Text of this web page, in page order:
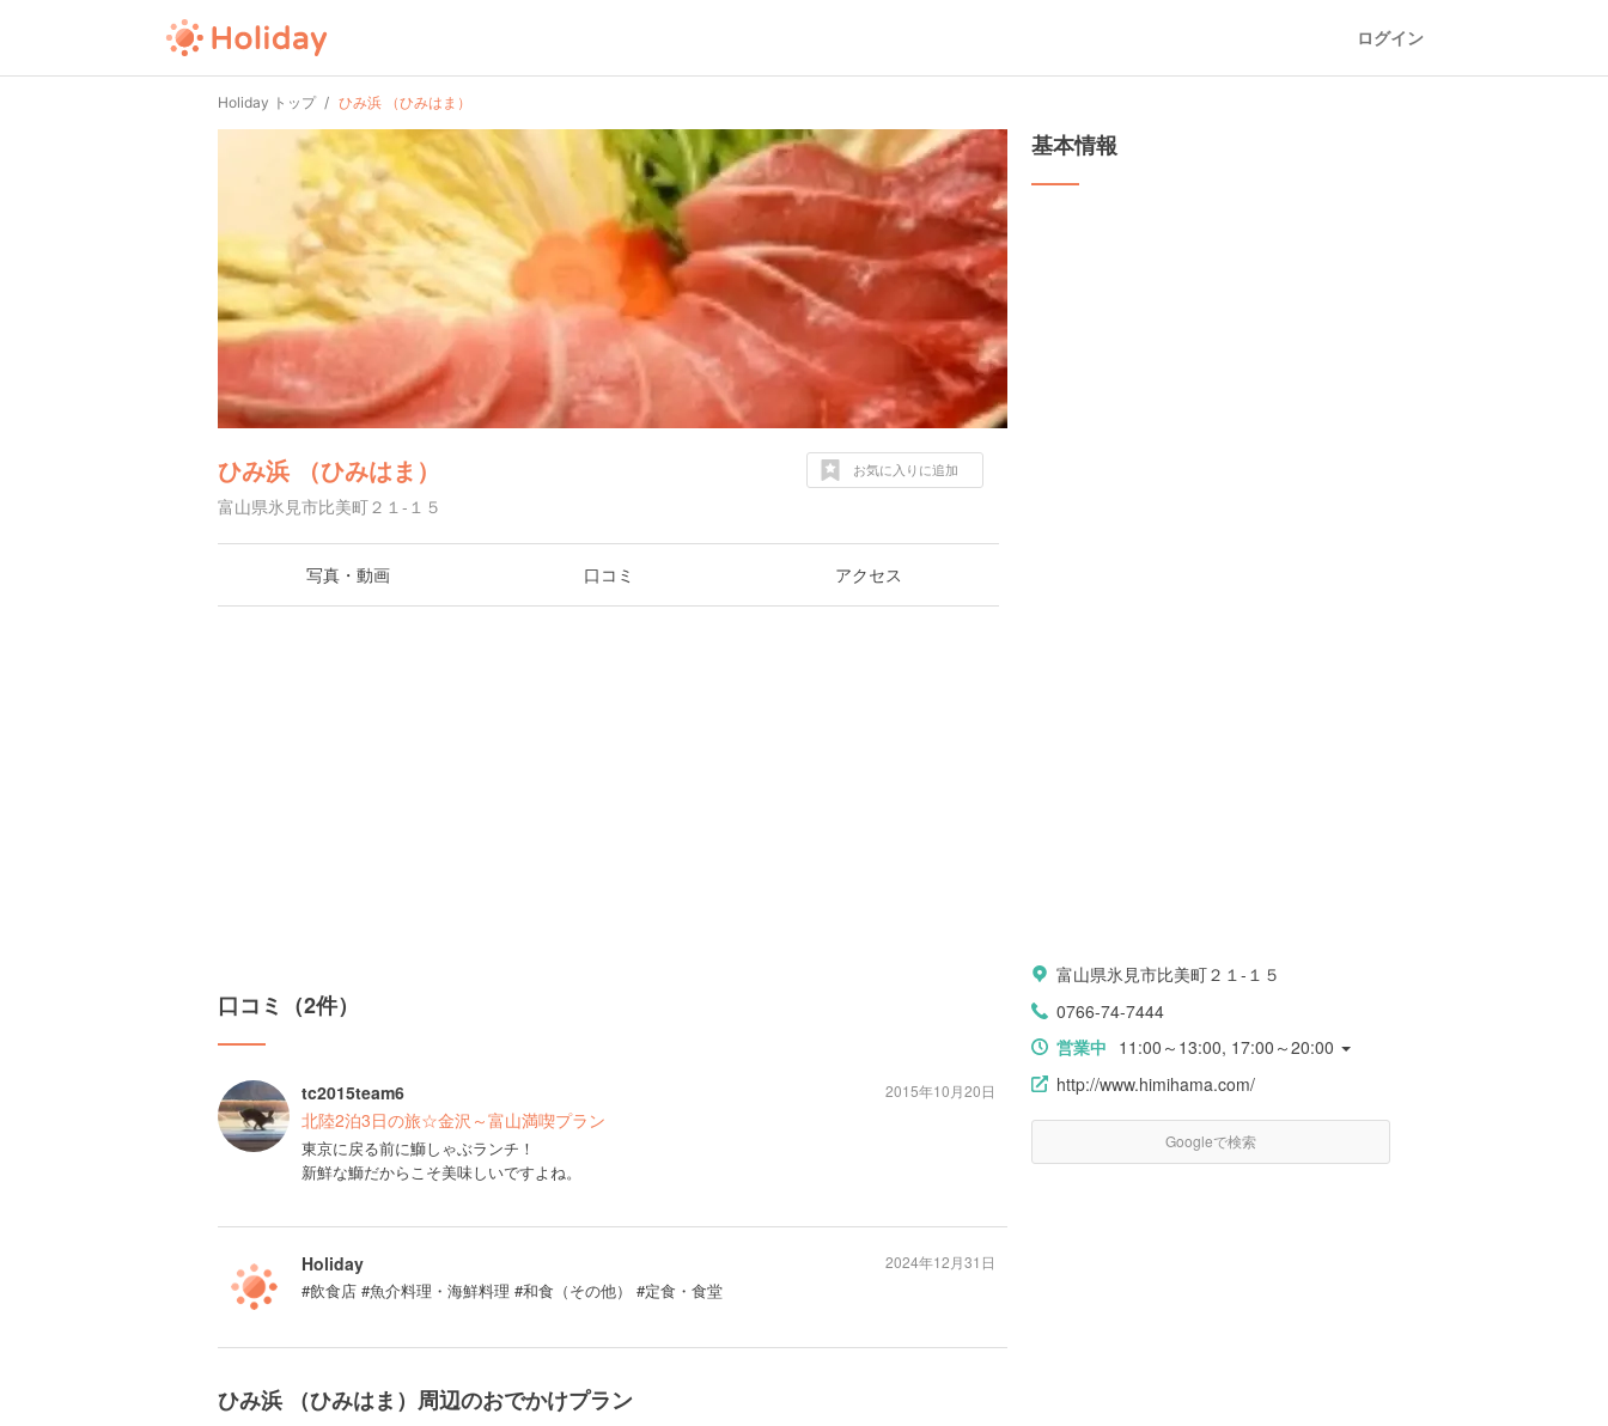
ログイン
Holiday トップ ひみ浜 （ひみはま）
ひみ浜 （ひみはま）
富山県氷見市比美町２１-１５
お気に入りに追加
写真・動画 口コミ アクセス
口コミ（2件）
tc2015team6
北陸2泊3日の旅☆金沢～富山満喫プラン
東京に戻る前に鰤しゃぶランチ！
新鮮な鰤だからこそ美味しいですよね。
2015年10月20日
Holiday
#飲食店 #魚介料理・海鮮料理 #和食（その他） #定食・食堂
2024年12月31日
ひみ浜 （ひみはま）周辺のおでかけプラン
基本情報
富山県氷見市比美町２１-１５
0766-74-7444
営業中 11:00～13:00, 17:00～20:00
http://www.himihama.com/
Googleで検索